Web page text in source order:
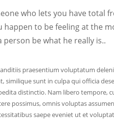
who lets you have total
happen to be feeling at the
be what he really is..
praesentium voluptatum
similique sunt in culpa qui officia
distinctio. Nam libero tempore,
possimus, omnis voluptas
saepe eveniet ut et